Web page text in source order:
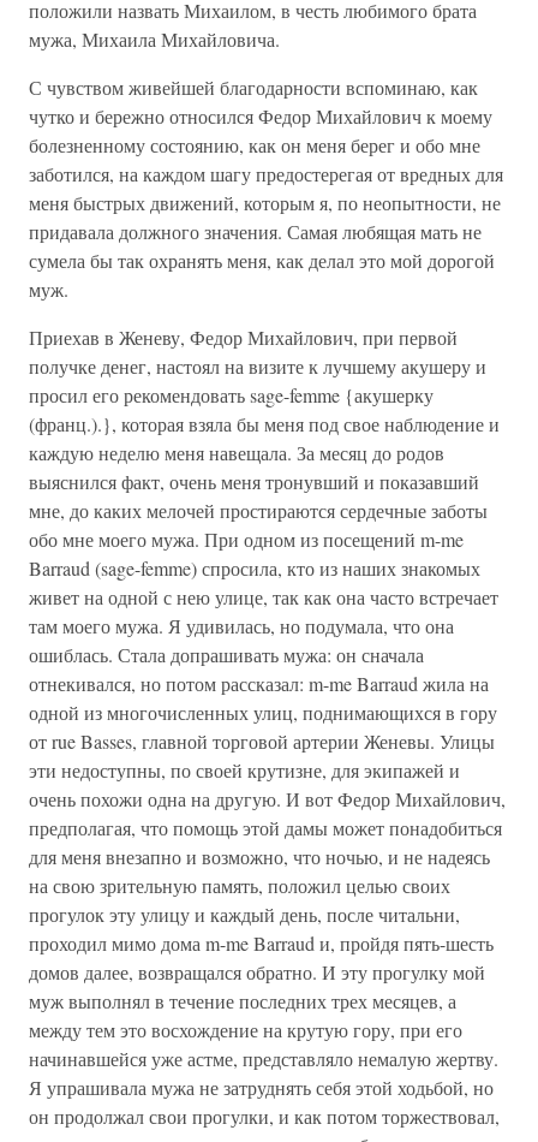
положили назвать Михаилом, в честь любимого брата
мужа, Михаила Михайловича.
С чувством живейшей благодарности вспоминаю, как
чутко и бережно относился Федор Михайлович к моему
болезненному состоянию, как он меня берег и обо мне
заботился, на каждом шагу предостерегая от вредных для
меня быстрых движений, которым я, по неопытности, не
придавала должного значения. Самая любящая мать не
сумела бы так охранять меня, как делал это мой дорогой
муж.
Приехав в Женеву, Федор Михайлович, при первой
получке денег, настоял на визите к лучшему акушеру и
просил его рекомендовать sage-femme {акушерку
(франц.).}, которая взяла бы меня под свое наблюдение и
каждую неделю меня навещала. За месяц до родов
выяснился факт, очень меня тронувший и показавший
мне, до каких мелочей простираются сердечные заботы
обо мне моего мужа. При одном из посещений m-me
Barraud (sage-femme) спросила, кто из наших знакомых
живет на одной с нею улице, так как она часто встречает
там моего мужа. Я удивилась, но подумала, что она
ошиблась. Стала допрашивать мужа: он сначала
отнекивался, но потом рассказал: m-me Barraud жила на
одной из многочисленных улиц, поднимающихся в гору
от rue Basses, главной торговой артерии Женевы. Улицы
эти недоступны, по своей крутизне, для экипажей и
очень похожи одна на другую. И вот Федор Михайлович,
предполагая, что помощь этой дамы может понадобиться
для меня внезапно и возможно, что ночью, и не надеясь
на свою зрительную память, положил целью своих
прогулок эту улицу и каждый день, после читальни,
проходил мимо дома m-me Barraud и, пройдя пять-шесть
домов далее, возвращался обратно. И эту прогулку мой
муж выполнял в течение последних трех месяцев, а
между тем это восхождение на крутую гору, при его
начинавшейся уже астме, представляло немалую жертву.
Я упрашивала мужа не затруднять себя этой ходьбой, но
он продолжал свои прогулки, и как потом торжествовал,